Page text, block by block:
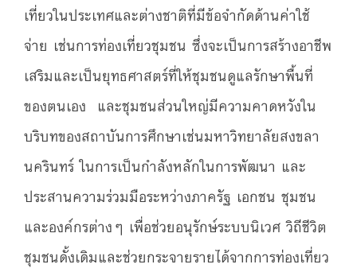
เที่ยวในประเทศและต่างชาติที่มีข้อจำกัดด้านค่าใช้
จ่าย เช่นการท่องเที่ยวชุมชน ซึ่งจะเป็นการสร้างอาชีพ
เสริมและเป็นยุทธศาสตร์ที่ให้ชุมชนดูแลรักษาพื้นที่
ของตนเอง และชุมชนส่วนใหญ่มีความคาดหวังใน
บริบทของสถาบันการศึกษาเช่นมหาวิทยาลัยสงขลา
นครินทร์ ในการเป็นกำลังหลักในการพัฒนา และ
ประสานความร่วมมือระหว่างภาครัฐ เอกชน ชุมชน
และองค์กรต่างๆ เพื่อช่วยอนุรักษ์ระบบนิเวศ วิถีชีวิต
ชุมชนดั้งเดิมและช่วยกระจายรายได้จากการท่องเที่ยว